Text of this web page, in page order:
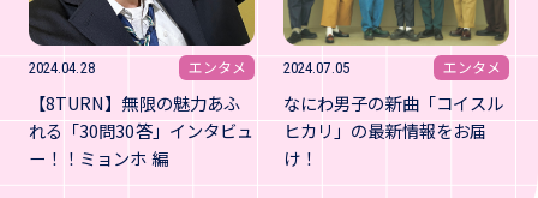
2024.04.28 エンタメ
【8TURN】無限の魅力あふ
れる「30問30答」インタビュ
ー！！ミョンホ 編
2024.07.05 エンタメ
なにわ男子の新曲「コイスル
ヒカリ」の最新情報をお届
け！